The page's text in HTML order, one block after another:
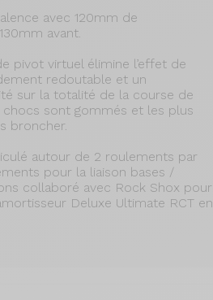
avec 120mm de
avant.
pivot virtuel élimine l’effet de
redoutable et un
sur la totalité de la course de
chocs sont gommés et les plus
broncher.
autour de 2 roulements par
pour la liaison bases /
collaboré avec Rock Shox pour
Deluxe Ultimate RCT en